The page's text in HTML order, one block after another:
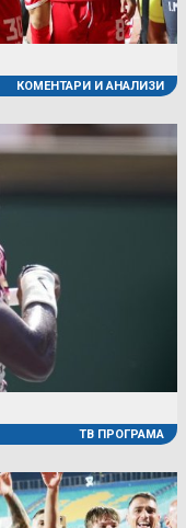
КОМЕНТАРИ И АНАЛИЗИ
ТВ ПРОГРАМА